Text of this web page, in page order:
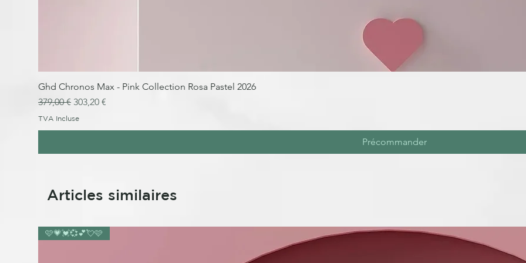
Ghd Chronos Max - Pink Collection Rosa Pastel 2026
Prix original
379,00 € Prix promotionnel
303,20 €
TVA Incluse
Précommander
Articles similaires
🩷💗💓💞💕💘🩷